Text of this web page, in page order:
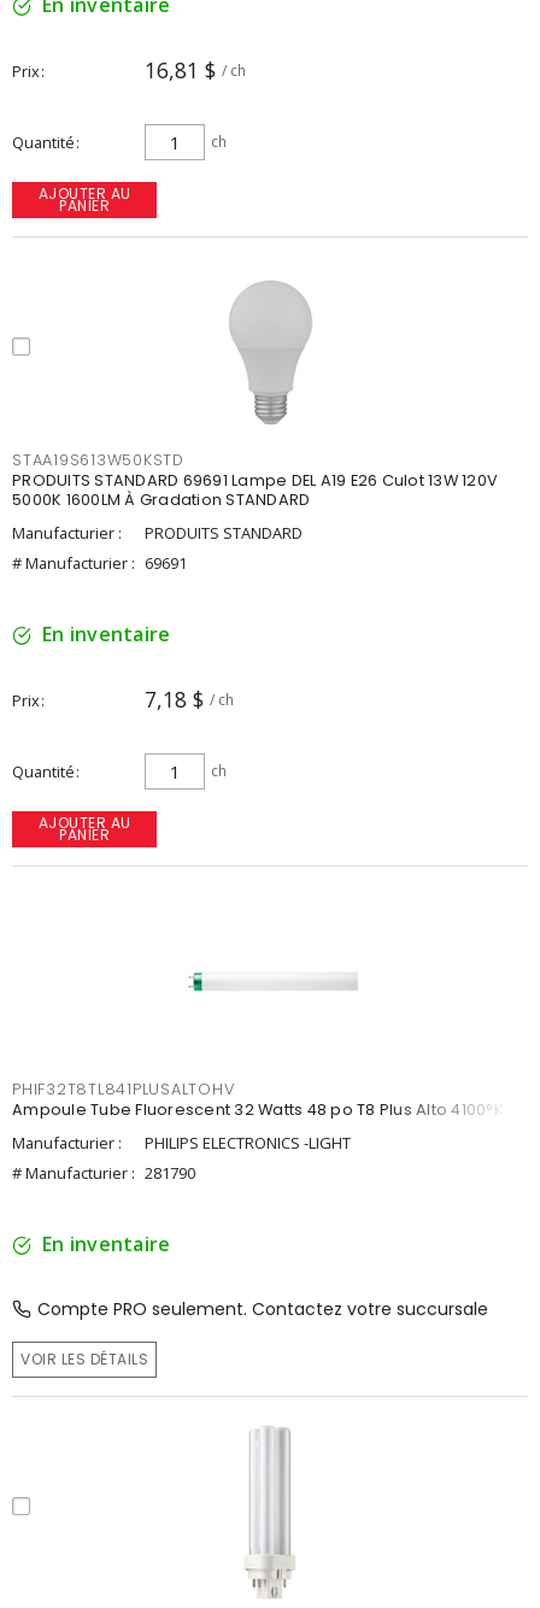
Prix 16,81 $ / ch
Quantité ch
AJOUTER AU
PANIER
STAA19S613W50KSTD
PRODUITS STANDARD 69691 Lampe DEL A19 E26 Culot 13W 120V
5000K 1600LM À Gradation STANDARD
Manufacturier :
PRODUITS STANDARD
# Manufacturier : 69691
En inventaire
Prix 7,18 $ / ch
Quantité ch
AJOUTER AU
PANIER
PHIF32T8TL841PLUSALTOHV
Ampoule Tube Fluorescent 32 Watts 48 po T8 Plus Alto 4100°K
Manufacturier :
PHILIPS ELECTRONICS -LIGHT
# Manufacturier : 281790
En inventaire
Compte PRO seulement. Contactez votre succursale
VOIR LES DÉTAILS